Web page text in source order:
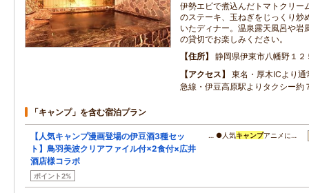
伊勢エビで煮込んだトマトクリー
のステーキ、玉ねぎをじっくり炒
いたディナー。温泉露天風呂や岩
の貸切でお楽しみください。
住所
静岡県伊東市八幡野１２
アクセス
東名・厚木ICより
急線・伊豆高原駅よりタクシー約
「キャンプ」を含む宿泊プラン
【人気キャンプ漫画登場の伊豆酒3種セッ
ト】鳥羽美波クリアファイル付×2食付×広井
酒店様コラボ
ポイント2%
… ●人気キャンプアニメに…